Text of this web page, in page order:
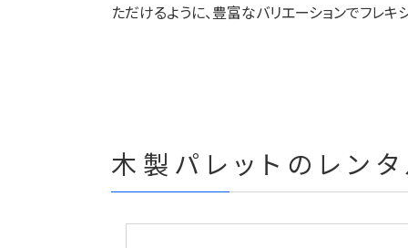
ただけるように、豊富なバリエーションでフレ
木製パレットのレン